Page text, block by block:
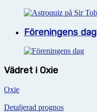
Föreningens dag
Vädret i Oxie
Oxie
Detaljerad prognos